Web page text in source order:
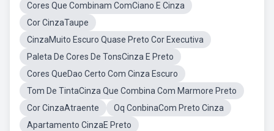
Cores Que Combinam ComCiano E Cinza
Cor CinzaTaupe
CinzaMuito Escuro Quase Preto Cor Executiva
Paleta De Cores De TonsCinza E Preto
Cores QueDao Certo Com Cinza Escuro
Tom De TintaCinza Que Combina Com Marmore Preto
Cor CinzaAtraente
Oq ConbinaCom Preto Cinza
Apartamento CinzaE Preto